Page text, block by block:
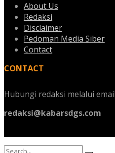
About Us
Redaksi
Disclaimer
Pedoman Media Siber
Contact
CONTACT
Hubungi redaksi melalui
redaksi@kabarsdgs.com